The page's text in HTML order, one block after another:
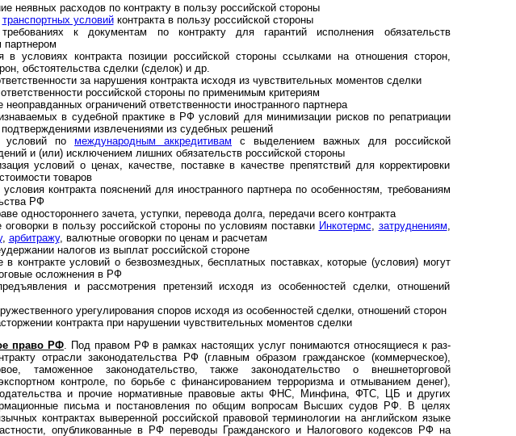
неявных расходов по контракту в пользу российской стороны
транспортных условийконтракта в пользу российской стороны
к документам по контракту для гарантий исполнения обязательств
партнером
в условиях контракта позиции российской стороны ссылками на отношения сторон,
обстоятельства сделки (сделок) и др.
за нарушения контракта исходя из чувствительных моментов сделки
российской стороны по применимым критериям
ограничений ответственности иностранного партнера
в судебной практике в РФ условий для минимизации рисков по репатриации
извлечениями из судебных решений
условий помеждународным аккредитивам с выделением важных для российской
и (или) исключением лишних обязательств российской стороны
условий о ценах, качестве, поставке в качестве препятствий для корректировки
товаров
контракта пояснений для иностранного партнера по особенностям, требованиям
РФ
одностороннего зачета, уступки, перевода долга, передачи всего контракта
оговорки в пользу российской стороны по условиям поставки Инкотермс затруднениям
, арбитражу, валютные оговорки по ценам и расчетам
налогов из выплат российской стороне
в контракте условий о безвозмездных, бесплатных поставках, которые (условия) могут
осложнения в РФ
и рассмотрения претензий исходя из особенностей сделки, отношений
урегулирования споров исходя из особенностей сделки, отношений сторон
контракта при нарушении чувствительных моментов сделки
право РФ. Под правом РФ в рамках настоящих услуг понимаются относящиеся к раз­
отрасли законодательства РФ (главным образом гражданское (коммерческое),
таможенное законодательство, также законодательство о внешнеторговой
контроле, по борьбе с финансированием терроризма и отмыванием денег),
и прочие нормативные правовые акты ФНС, Минфина, ФТС, ЦБ и других
письма и постановления по общим вопросам Высших судов РФ. В целях
контрактах выверенной российской правовой терминологии на английском языке
опубликованные в РФ переводы Гражданского и Налогового кодексов РФ на